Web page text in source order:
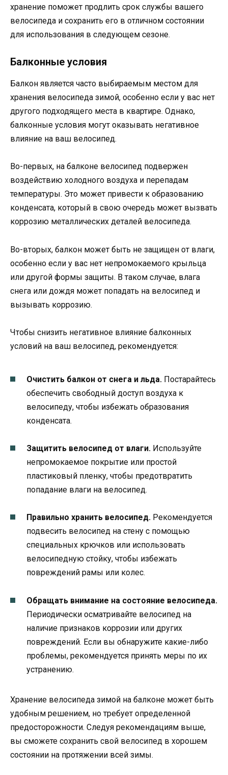
хранение поможет продлить срок службы вашего
велосипеда и сохранить его в отличном состоянии
для использования в следующем сезоне.
Балконные условия
Балкон является часто выбираемым местом для
хранения велосипеда зимой, особенно если у вас нет
другого подходящего места в квартире. Однако,
балконные условия могут оказывать негативное
влияние на ваш велосипед.
Во-первых, на балконе велосипед подвержен
воздействию холодного воздуха и перепадам
температуры. Это может привести к образованию
конденсата, который в свою очередь может вызвать
коррозию металлических деталей велосипеда.
Во-вторых, балкон может быть не защищен от влаги,
особенно если у вас нет непромокаемого крыльца
или другой формы защиты. В таком случае, влага
снега или дождя может попадать на велосипед и
вызывать коррозию.
Чтобы снизить негативное влияние балконных
условий на ваш велосипед, рекомендуется:
Очистить балкон от снега и льда. Постарайтесь
обеспечить свободный доступ воздуха к
велосипеду, чтобы избежать образования
конденсата.
Защитить велосипед от влаги. Используйте
непромокаемое покрытие или простой
пластиковый пленку, чтобы предотвратить
попадание влаги на велосипед.
Правильно хранить велосипед. Рекомендуется
подвесить велосипед на стену с помощью
специальных крючков или использовать
велосипедную стойку, чтобы избежать
повреждений рамы или колес.
Обращать внимание на состояние велосипеда.
Периодически осматривайте велосипед на
наличие признаков коррозии или других
повреждений. Если вы обнаружите какие-либо
проблемы, рекомендуется принять меры по их
устранению.
Хранение велосипеда зимой на балконе может быть
удобным решением, но требует определенной
предосторожности. Следуя рекомендациям выше,
вы сможете сохранить свой велосипед в хорошем
состоянии на протяжении всей зимы.